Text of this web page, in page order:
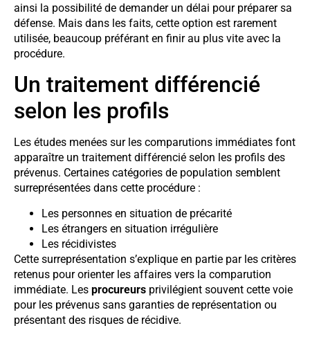
ainsi la possibilité de demander un délai pour préparer sa
défense. Mais dans les faits, cette option est rarement
utilisée, beaucoup préférant en finir au plus vite avec la
procédure.
Un traitement différencié
selon les profils
Les études menées sur les comparutions immédiates font
apparaître un traitement différencié selon les profils des
prévenus. Certaines catégories de population semblent
surreprésentées dans cette procédure :
Les personnes en situation de précarité
Les étrangers en situation irrégulière
Les récidivistes
Cette surreprésentation s’explique en partie par les critères
retenus pour orienter les affaires vers la comparution
immédiate. Les procureurs privilégient souvent cette voie
pour les prévenus sans garanties de représentation ou
présentant des risques de récidive.